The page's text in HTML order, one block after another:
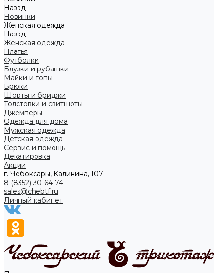
Назад
Новинки
Женская одежда
Назад
Женская одежда
Платья
Футболки
Блузки и рубашки
Майки и топы
Брюки
Шорты и бриджи
Толстовки и свитшоты
Джемперы
Одежда для дома
Мужская одежда
Детская одежда
Сервис и помощь
Декатировка
Акции
г. Чебоксары, Калинина, 107
8 (8352) 30-64-74
sales@chebtf.ru
Личный кабинет